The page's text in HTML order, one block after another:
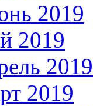
2019
2019
2019
2019